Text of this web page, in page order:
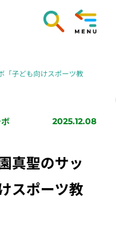
「子ども向けスポーツ教
2025.12.08
真聖のサッ
スポーツ教